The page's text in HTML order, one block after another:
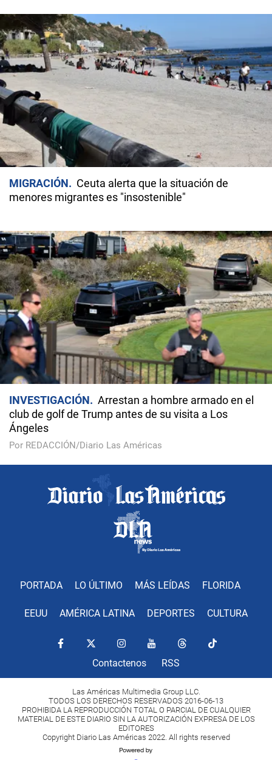
MIGRACIÓN
Ceuta alerta que la situación de
menores migrantes es "insostenible"
INVESTIGACIÓN
Arrestan a hombre armado en el
club de golf de Trump antes de su visita a Los
Ángeles
Por REDACCIÓN/Diario Las Américas
PORTADA LO ÚLTIMO MÁS LEÍDAS FLORIDA
EEUU AMÉRICA LATINA DEPORTES CULTURA
Contactenos RSS
Las Américas Multimedia Group LLC.
TODOS LOS DERECHOS RESERVADOS 2016-06-13
PROHIBIDA LA REPRODUCCIÓN TOTAL O PARCIAL DE CUALQUIER
MATERIAL DE ESTE DIARIO SIN LA AUTORIZACIÓN EXPRESA DE LOS
EDITORES
Copyright Diario Las Américas 2022. All rights reserved